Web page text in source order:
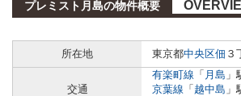
プレミスト月島の物件概要
所在地
東京都中央区佃 ３
交通
有楽町線 「 月島 」
京葉線 「 越中島 」